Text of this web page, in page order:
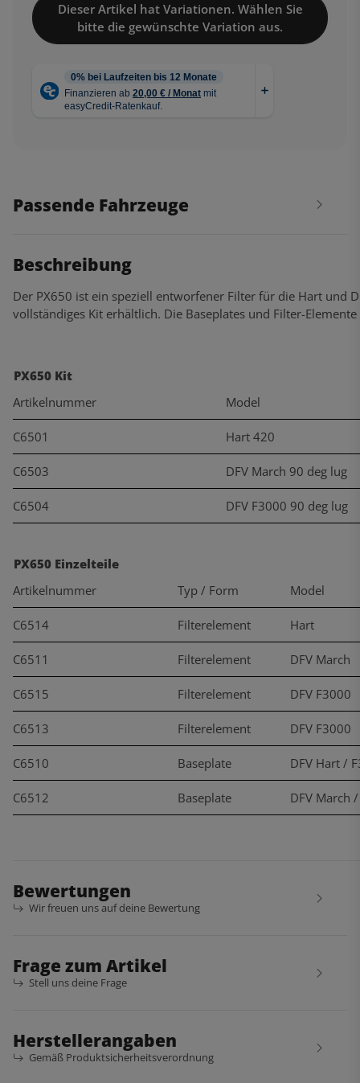
Dieser Artikel hat Variationen. Wählen Sie
bitte die gewünschte Variation aus.
Passende Fahrzeuge
Beschreibung
Der PX650 ist ein speziell entworfener Filter für die Hart und
vollständiges Kit erhältlich. Die Baseplates und Filter-
PX650 Kit
Artikelnummer
Model
C6501 Hart 420
C6503 DFV March 90 deg lug
C6504 DFV F3000 90 deg lug
PX650 Einzelteile
Artikelnummer
Typ / Form Model
C6514 Filterelement Hart
C6511 Filterelement DFV March
C6515 Filterelement DFV F3000
C6513 Filterelement DFV F3000
C6510 Baseplate DFV Hart /
C6512 Baseplate DFV March
Bewertungen
Wir freuen uns auf deine Bewertung
Frage zum Artikel
Stell uns deine Frage
Herstellerangaben
Gemäß Produktsicherheitsverordnung